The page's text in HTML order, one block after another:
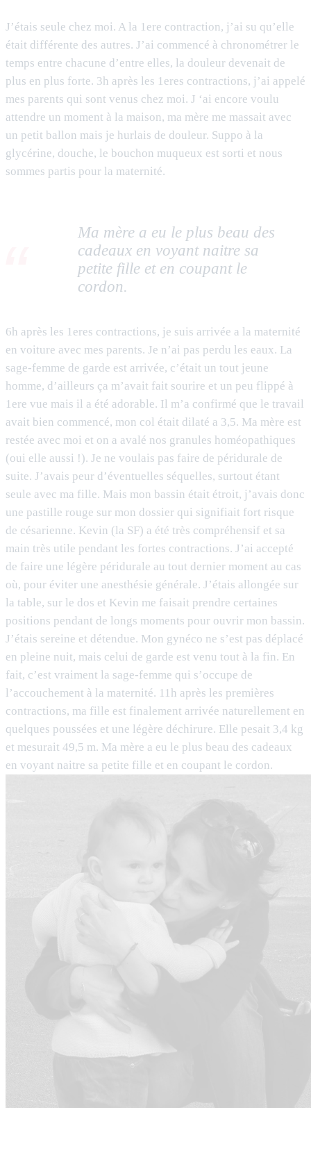
J’étais seule chez moi. A la 1ere contraction, j’ai su qu’elle
était différente des autres. J’ai commencé à chronométrer le
temps entre chacune d’entre elles, la douleur devenait de
plus en plus forte. 3h après les 1eres contractions, j’ai appelé
mes parents qui sont venus chez moi. J ‘ai encore voulu
attendre un moment à la maison, ma mère me massait avec
un petit ballon mais je hurlais de douleur. Suppo à la
glycérine, douche, le bouchon muqueux est sorti et nous
sommes partis pour la maternité.
Ma mère a eu le plus beau des
cadeaux en voyant naitre sa
petite fille et en coupant le
cordon.
6h après les 1eres contractions, je suis arrivée a la maternité
en voiture avec mes parents. Je n’ai pas perdu les eaux. La
sage-femme de garde est arrivée, c’était un tout jeune
homme, d’ailleurs ça m’avait fait sourire et un peu flippé à
1ere vue mais il a été adorable. Il m’a confirmé que le travail
avait bien commencé, mon col était dilaté a 3,5. Ma mère est
restée avec moi et on a avalé nos granules homéopathiques
(oui elle aussi !). Je ne voulais pas faire de péridurale de
suite. J’avais peur d’éventuelles séquelles, surtout étant
seule avec ma fille. Mais mon bassin était étroit, j’avais donc
une pastille rouge sur mon dossier qui signifiait fort risque
de césarienne. Kevin (la SF) a été très compréhensif et sa
main très utile pendant les fortes contractions. J’ai accepté
de faire une légère péridurale au tout dernier moment au cas
où, pour éviter une anesthésie générale. J’étais allongée sur
la table, sur le dos et Kevin me faisait prendre certaines
positions pendant de longs moments pour ouvrir mon bassin.
J’étais sereine et détendue. Mon gynéco ne s’est pas déplacé
en pleine nuit, mais celui de garde est venu tout à la fin. En
fait, c’est vraiment la sage-femme qui s’occupe de
l’accouchement à la maternité. 11h après les premières
contractions, ma fille est finalement arrivée naturellement en
quelques poussées et une légère déchirure. Elle pesait 3,4 kg
et mesurait 49,5 m. Ma mère a eu le plus beau des cadeaux
en voyant naitre sa petite fille et en coupant le cordon.